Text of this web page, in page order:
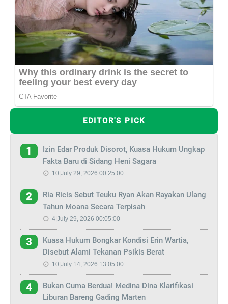
EDITOR'S PICK
1
Izin Edar Produk Disorot, Kuasa Hukum Ungkap
Fakta Baru di Sidang Heni Sagara
10|July 29, 2026 00:25:00
2
Ria Ricis Sebut Teuku Ryan Akan Rayakan Ulang
Tahun Moana Secara Terpisah
4|July 29, 2026 00:05:00
3
Kuasa Hukum Bongkar Kondisi Erin Wartia,
Disebut Alami Tekanan Psikis Berat
10|July 14, 2026 13:05:00
4
Bukan Cuma Berdua! Medina Dina Klarifikasi
Liburan Bareng Gading Marten